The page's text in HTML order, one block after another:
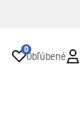
0
Obľúbené